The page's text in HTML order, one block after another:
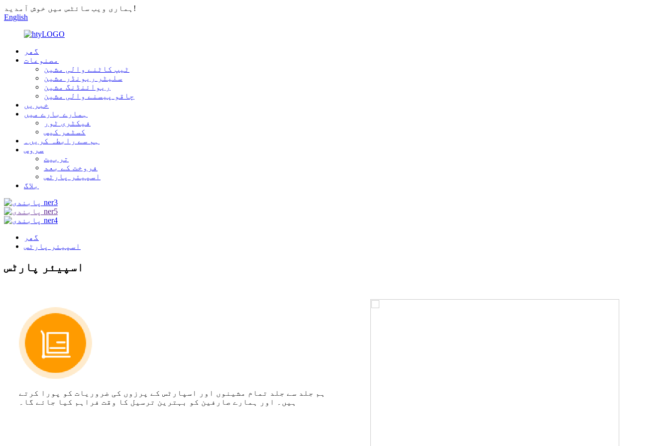
ہماری ویب سائٹس میں خوش آمدید!
English
گھر
مصنوعات
ٹیپ کاٹنے والی مشین
سلیٹر ریونڈر مشین
ریوائنڈنگ مشین
چاقو پیسنے والی مشین
خبریں
ہمارے بارے میں
فیکٹری ٹور
کسٹمر کیس
ہم سے رابطہ کریں۔
سروس
تربیت
فروخت کے بعد
اسپیئر پارٹس
بلاگ
گھر
اسپیئر پارٹس
اسپیئر پارٹس
ہم جلد سے جلد تمام مشینوں اور اسپارٹس کے پرزوں کی ضروریات کو پورا کرتے
ہیں۔ اور ہمارے صارفین کو بہترین ترسیل کا وقت فراہم کیا جائے گا۔